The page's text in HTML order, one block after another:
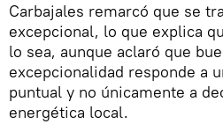
Carbajales remarcó que se
excepcional, lo que explica
lo sea, aunque aclaró que
excepcionalidad responde a
puntual y no únicamente a
energética local.